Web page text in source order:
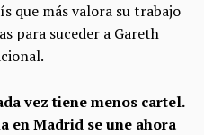
que más valora su trabajo
para suceder a Gareth
vez tiene menos cartel.
en Madrid se une ahora